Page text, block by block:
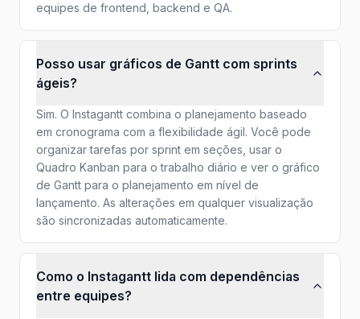
equipes de frontend, backend e QA.
Posso usar gráficos de Gantt com sprints
ágeis?
Sim. O Instagantt combina o planejamento baseado
em cronograma com a flexibilidade ágil. Você pode
organizar tarefas por sprint em seções, usar o
Quadro Kanban para o trabalho diário e ver o gráfico
de Gantt para o planejamento em nível de
lançamento. As alterações em qualquer visualização
são sincronizadas automaticamente.
Como o Instagantt lida com dependências
entre equipes?